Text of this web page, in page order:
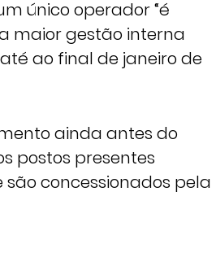
único operador “é
maior gestão interna
até ao final de janeiro de
ainda antes do
postos presentes
concessionados pela